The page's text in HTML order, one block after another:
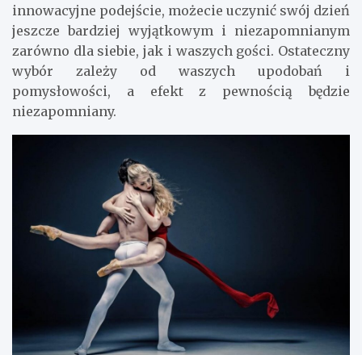
innowacyjne podejście, możecie uczynić swój dzień
jeszcze bardziej wyjątkowym i niezapomnianym
zarówno dla siebie, jak i waszych gości. Ostateczny
wybór zależy od waszych upodobań i
pomysłowości, a efekt z pewnością będzie
niezapomniany.